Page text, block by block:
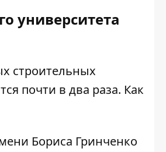
университета
строительных
почти в два раза. Как